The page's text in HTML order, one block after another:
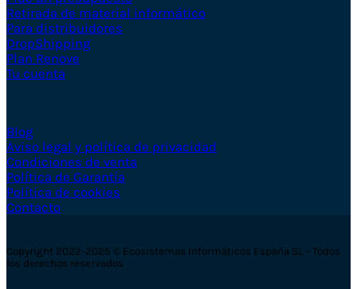
Retirada de material informático
Para distribuidores
DropShipping
Plan Renove
Tu cuenta
Blog
Aviso legal y política de privacidad
Condiciones de venta
Política de Garantía
Política de cookies
Contacto
Copyright 2022-2025 © Ecosistemas Informáticos España SL – Todos
los derechos reservados